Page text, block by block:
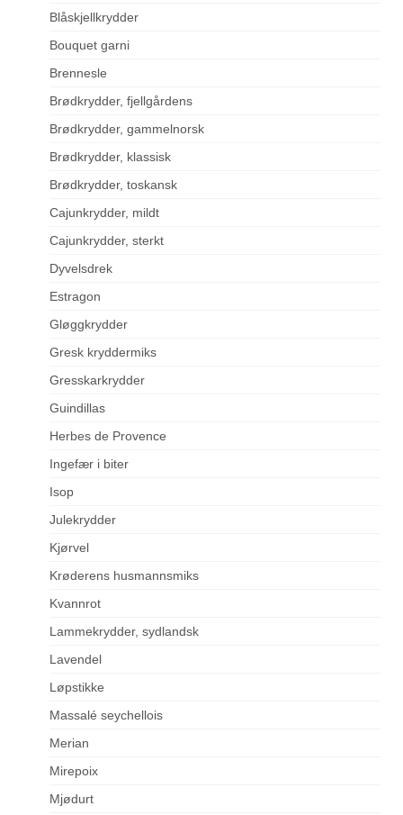
Blåskjellkrydder
Bouquet garni
Brennesle
Brødkrydder, fjellgårdens
Brødkrydder, gammelnorsk
Brødkrydder, klassisk
Brødkrydder, toskansk
Cajunkrydder, mildt
Cajunkrydder, sterkt
Dyvelsdrek
Estragon
Gløggkrydder
Gresk kryddermiks
Gresskarkrydder
Guindillas
Herbes de Provence
Ingefær i biter
Isop
Julekrydder
Kjørvel
Krøderens husmannsmiks
Kvannrot
Lammekrydder, sydlandsk
Lavendel
Løpstikke
Massalé seychellois
Merian
Mirepoix
Mjødurt